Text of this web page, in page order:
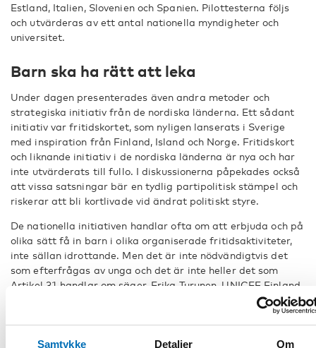
Samtykke Detaljer Om
Estland, Italien, Slovenien och Spanien. Pilottesterna följs
och utvärderas av ett antal nationella myndigheter och
universitet.
Barn ska ha rätt att leka
Under dagen presenterades även andra metoder och
strategiska initiativ från de nordiska länderna. Ett sådant
initiativ var fritidskortet, som nyligen lanserats i Sverige
med inspiration från Finland, Island och Norge. Fritidskort
och liknande initiativ i de nordiska länderna är nya och har
inte utvärderats till fullo. I diskussionerna påpekades också
att vissa satsningar bär en tydlig partipolitisk stämpel och
riskerar att bli kortlivade vid ändrat politiskt styre.
De nationella initiativen handlar ofta om att erbjuda och på
olika sätt få in barn i olika organiserade fritidsaktiviteter,
inte sällan idrottande. Men det är inte nödvändigtvis det
som efterfrågas av unga och det är inte heller det som
Artikel 31 handlar om säger, Erika Turunen, UNICEF Finland.
om att delta i idrottsföreningar
eller spela fiol. Det står att barn